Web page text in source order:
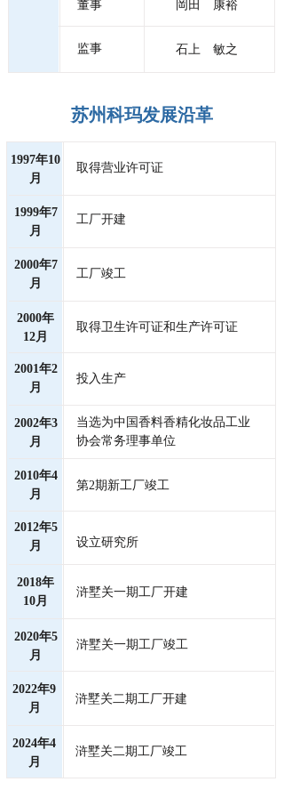
2012年5
月
2010年4
月
2000年7
月
2000年
12月
2001年2
月
2002年3
月
1999年7
月
1997年10
月
取得营业许可证
苏州科玛发展沿革
监事
董事 岡田 康裕
石上 敏之
第2期新工厂竣工
设立研究所
浒墅关一期工厂开建
浒墅关一期工厂竣工
2018年
10月
2020年5
月
工厂开建
工厂竣工
取得卫生许可证和生产许可证
投入生产
当选为中国香料香精化妆品工业
协会常务理事单位
浒墅关二期工厂开建
2022年9
月
2024年4
月
浒墅关二期工厂竣工